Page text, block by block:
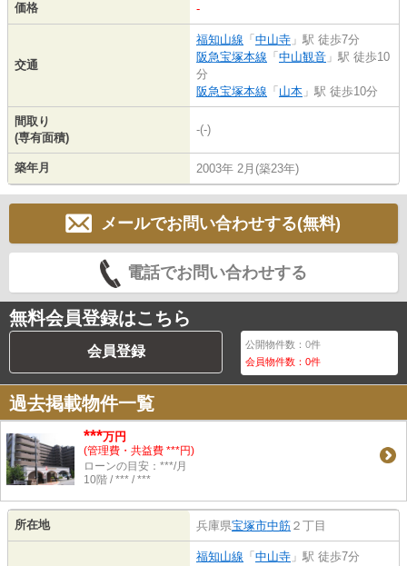
価格 -
交通
福知山線 「 中山寺 」駅 徒歩7分
阪急宝塚本線 「 中山観音 」駅 徒歩10
分
阪急宝塚本線 「 山本 」駅 徒歩10分
間取り
(専有面積)
-(-)
築年月 2003年 2月(築23年)
メールでお問い合わせする(無料)
電話でお問い合わせする
無料会員登録はこちら
会員登録 公開物件数：0件
会員物件数：0件
過去掲載物件一覧
***万円
(管理費・共益費 ***円)
ローンの目安：***/月
10階 / *** / ***
所在地 兵庫県宝塚市中筋 ２丁目
福知山線 「 中山寺 」駅 徒歩7分